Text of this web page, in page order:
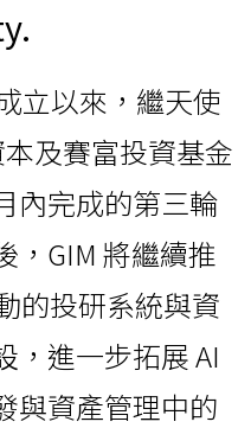
立以來，繼天使
及賽富投資基金
內完成的第三輪
，GIM 將繼續推
的投研系統與資
，進一步拓展 AI
與資產管理中的